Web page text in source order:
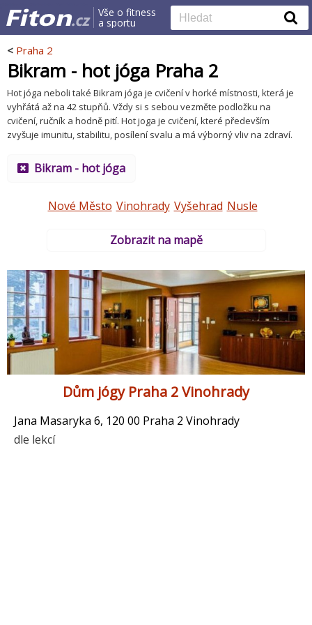
Vše o fitness
a sportu
< Praha 2
Bikram - hot jóga Praha 2
Hot jóga neboli také Bikram jóga je cvičení v horké místnosti, která je
vyhřátá až na 42 stupňů. Vždy si s sebou vezměte podložku na
cvičení, ručník a hodně pití. Hot joga je cvičení, které především
zvyšuje imunitu, stabilitu, posílení svalu a má výborný vliv na zdraví.
Bikram - hot jóga
Nové Město Vinohrady Vyšehrad Nusle
Zobrazit na mapě
Dům jógy Praha 2 Vinohrady
Jana Masaryka 6, 120 00 Praha 2 Vinohrady
dle lekcí